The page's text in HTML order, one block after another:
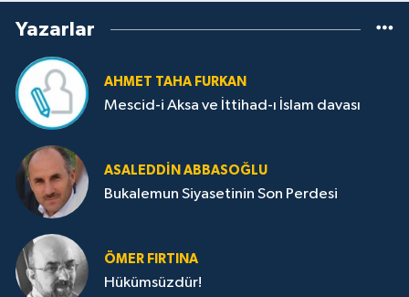
Yazarlar
AHMET TAHA FURKAN
Mescid-i Aksa ve İttihad-ı İslam davası
ASALEDDIN ABBASOĞLU
Bukalemun Siyasetinin Son Perdesi
ÖMER FIRTINA
Hükümsüzdür!